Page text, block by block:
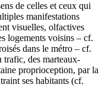
de celles et ceux qui
manifestations
visuelles, olfactives
logements voisins – cf.
dans le métro – cf.
trafic, des marteaux-
proprioception, par la
ses habitants (cf.